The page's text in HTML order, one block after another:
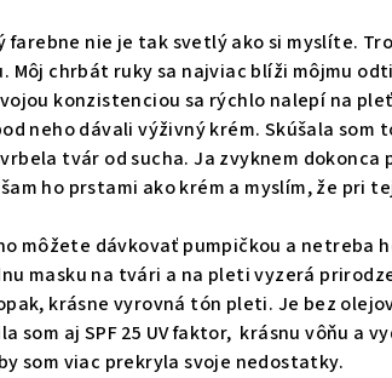
farebne nie je tak svetlý ako si myslíte.
Môj chrbát ruky sa najviac blíži môjmu
konzistenciou sa rýchlo nalepí na
neho dávali výživný krém. Skúšala som
tvár od sucha. Ja zvyknem
ho prstami ako krém a myslím, že pri
môžete dávkovať pumpičkou a netreba
masku na tvári a na pleti vyzerá
krásne vyrovná tón pleti. Je bez
som aj SPF 25 UV faktor, krásnu vôňu a
som viac prekryla svoje nedostatky.